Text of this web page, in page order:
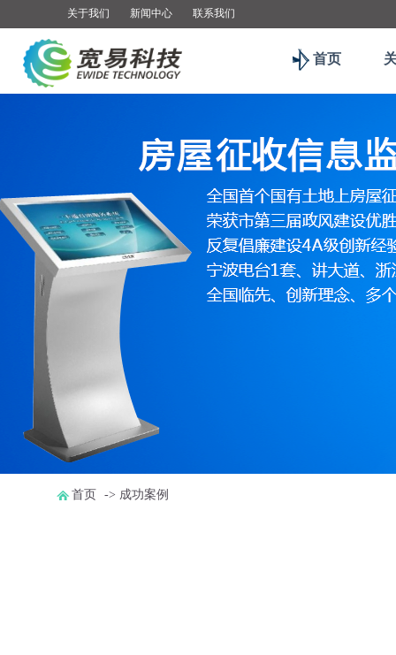
关于我们 新闻中心 联系我们
首页
首页 -> 成功案例